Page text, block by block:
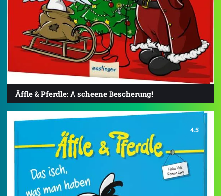
Äffle & Pferdle: A scheene Bescherung!
4.5